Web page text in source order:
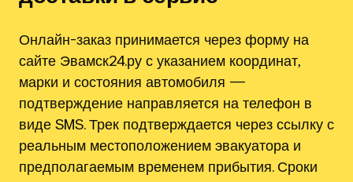
Онлайн-заказ принимается через форму на
сайте Эвамск24.ру с указанием координат,
марки и состояния автомобиля —
подтверждение направляется на телефон в
виде SMS. Трек подтверждается через ссылку с
реальным местоположением эвакуатора и
предполагаемым временем прибытия. Сроки